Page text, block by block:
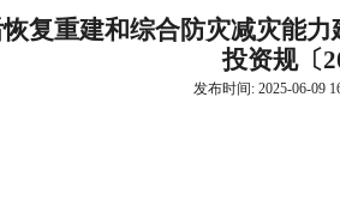
领导 学会动态
会员动态
经济运行与
产业发展
复重建和综合防灾减灾能
投资规〔
发布时间: 2025-06-09